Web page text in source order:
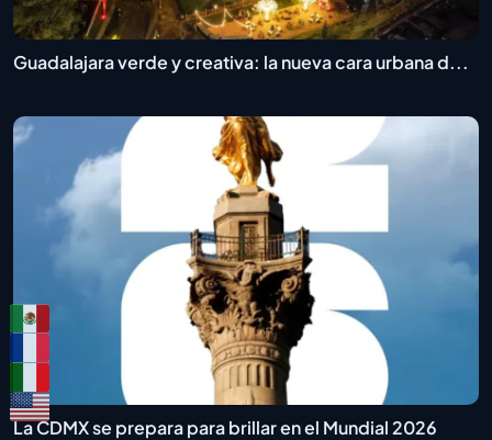
Guadalajara verde y creativa: la nueva cara urbana d...
La CDMX se prepara para brillar en el Mundial 2026